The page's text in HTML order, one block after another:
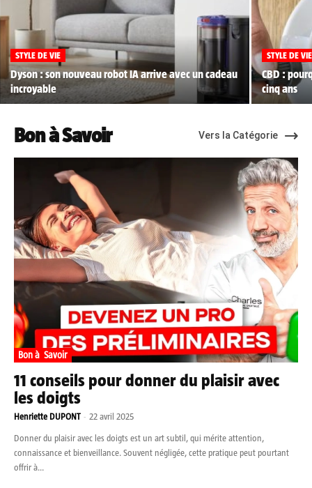
STYLE DE VIE
Dyson : son nouveau robot IA arrive avec un cadeau
incroyable
STYLE DE VIE
CBD :
cinq ans
Bon à Savoir Vers la Catégorie
Bon à Savoir
11 conseils pour donner du plaisir avec
les doigts
Henriette DUPONT - 22 avril 2025
Donner du plaisir avec les doigts est un art subtil, qui mérite attention,
connaissance et bienveillance. Souvent négligée, cette pratique peut pourtant
offrir à...